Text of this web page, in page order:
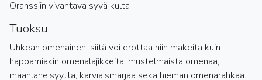
Oranssiin vivahtava syvä kulta
Tuoksu
Uhkean omenainen: siitä voi erottaa niin makeita kuin
happamiakin omenalajikkeita, mustelmaista omenaa,
maanläheisyyttä, karviaismarjaa sekä hieman omenarahkaa.